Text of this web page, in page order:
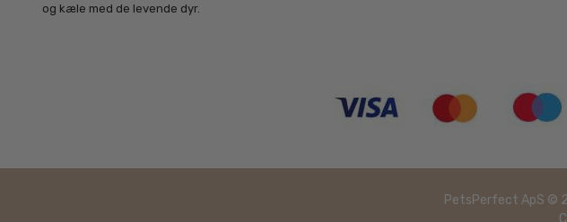
og kæle med de levende dyr.
PetsPerfect ApS ©